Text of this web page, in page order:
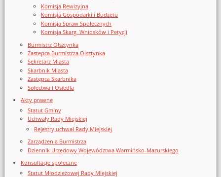
Komisja Rewizyjna
Komisja Gospodarki i Budżetu
Komisja Spraw Społecznych
Komisja Skarg, Wniosków i Petycji
Burmistrz Olsztynka
Zastępca Burmistrza Olsztynka
Sekretarz Miasta
Skarbnik Miasta
Zastępca Skarbnika
Sołectwa i Osiedla
Akty prawne
Statut Gminy
Uchwały Rady Miejskiej
Rejestry uchwał Rady Miejskiej
Zarządzenia Burmistrza
Dziennik Urzędowy Województwa Warmińsko-Mazurskiego
Konsultacje społeczne
Statut Młodzieżowej Rady Miejskiej